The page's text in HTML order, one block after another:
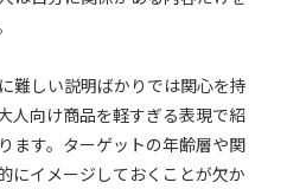
難しい説明ばかりでは関心を持
人向け商品を軽すぎる表現で紹
ます。ターゲットの年齢層や関
にイメージしておくことが欠か